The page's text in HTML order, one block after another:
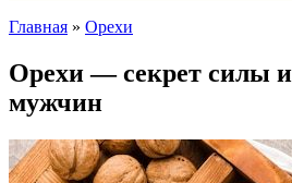
Главная » Орехи
Орехи — секрет силы и
мужчин